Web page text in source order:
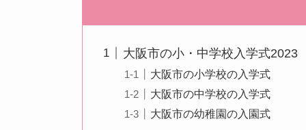
大阪市の小・中学校入学式2023
大阪市の小学校の入学式
大阪市の中学校の入学式
大阪市の幼稚園の入園式